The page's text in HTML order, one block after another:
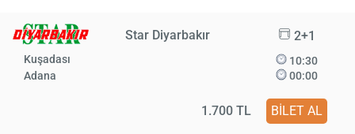
Star Diyarbakır 2+1
Kuşadası
Adana
10:30
00:00
1.700 TL BİLET AL